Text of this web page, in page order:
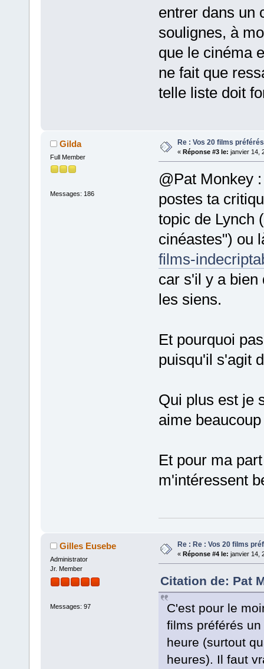
entrer dans un
soulignes, à
que le cinéma
ne fait que
telle liste doit
Gilda
Full Member
Messages: 186
Re : Vos 20 films préférés
« Réponse #3 le: janvier 14,
@Pat Monkey
postes ta
topic de Lynch
cinéastes") ou
films-
car s'il y a bien
les siens.
Et pourquoi
puisqu'il s'agit
Qui plus est je
aime
Et pour ma
m'intéressent
Gilles Eusebe
Administrator
Jr. Member
Messages: 97
Re : Re : Vos 20 films
« Réponse #4 le: janvier 14,
Citation de: Pat
C'est pour le
films préférés
heure (surtout
heures). Il faut